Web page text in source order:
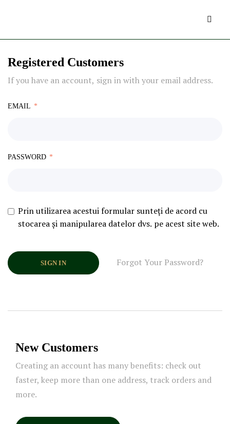
Registered Customers
If you have an account, sign in with your email address.
EMAIL
PASSWORD
Prin utilizarea acestui formular sunteți de acord cu
stocarea și manipularea datelor dvs. pe acest site web.
SIGN IN Forgot Your Password?
New Customers
Creating an account has many benefits: check out
faster, keep more than one address, track orders and
more.